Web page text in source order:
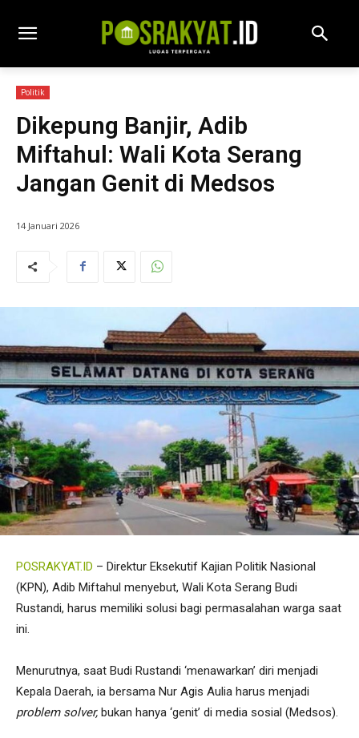
Politik
Dikepung Banjir, Adib
Miftahul: Wali Kota Serang
Jangan Genit di Medsos
14 Januari 2026
POSRAKYAT.ID – Direktur Eksekutif Kajian Politik Nasional
(KPN), Adib Miftahul menyebut, Wali Kota Serang Budi
Rustandi, harus memiliki solusi bagi permasalahan warga saat
ini.
Menurutnya, saat Budi Rustandi ‘menawarkan’ diri menjadi
Kepala Daerah, ia bersama Nur Agis Aulia harus menjadi
problem solver, bukan hanya ‘genit’ di media sosial (Medsos).